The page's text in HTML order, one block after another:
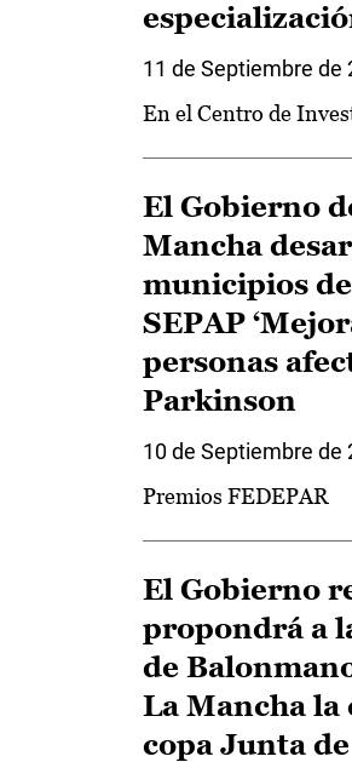
11 de Septiembre de
En el Centro de
El Gobierno
Mancha
municipios
SEPAP
personas
Parkinson
10 de Septiembre de
Premios FEDEPAR
El Gobierno
propondrá a
de
La Mancha la
copa Junta